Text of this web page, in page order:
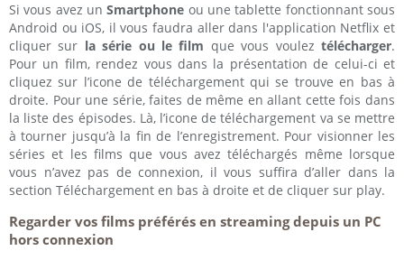
Si vous avez unSmartphone ou une tablette fonctionnant sous
Android ou iOS, il vous faudra aller dans l'application Netflix et
cliquer sur la série ou le film que vous vouleztélécharger.
Pour un film, rendez vous dans la présentation de celui-ci et
cliquez sur l’icone de téléchargement qui se trouve en bas à
droite. Pour une série, faites de même en allant cette fois dans
la liste des épisodes. Là, l’icone de téléchargement va se mettre
à tourner jusqu’à la fin de l’enregistrement. Pour visionner les
séries et les films que vous avez téléchargés même lorsque
vous n’avez pas de connexion, il vous suffira d’aller dans la
section Téléchargement en bas à droite et de cliquer sur play.
Regarder vos films préférés en streaming depuis un PC
hors connexion